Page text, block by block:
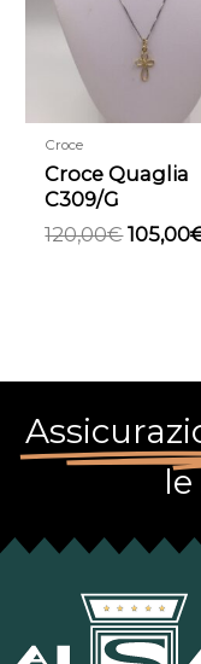
Croce
Croce Quaglia
C309/G
120,00€ 105,00